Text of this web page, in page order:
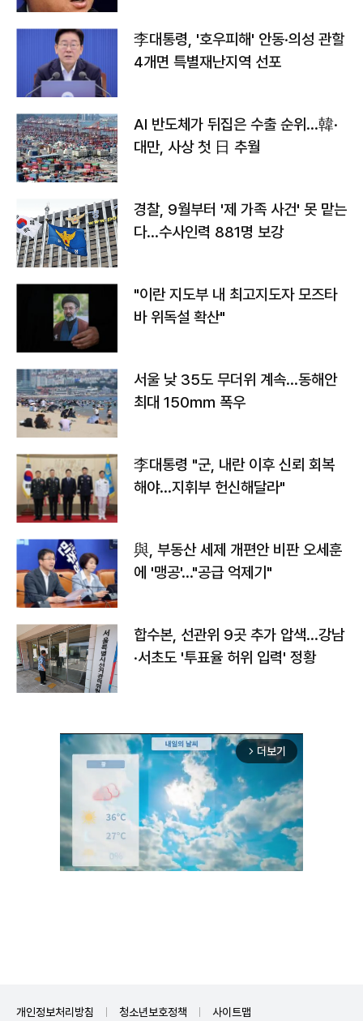
李대통령, '호우피해' 안동·의성 관할
4개면 특별재난지역 선포
AI 반도체가 뒤집은 수출 순위…韓·
대만, 사상 첫 日 추월
경찰, 9월부터 '제 가족 사건' 못 맡는
다…수사인력 881명 보강
"이란 지도부 내 최고지도자 모즈타
바 위독설 확산"
서울 낮 35도 무더위 계속…동해안
최대 150㎜ 폭우
李대통령 "군, 내란 이후 신뢰 회복
해야…지휘부 헌신해달라"
與, 부동산 세제 개편안 비판 오세훈
에 '맹공'…"공급 억제기"
합수본, 선관위 9곳 추가 압색…강남
·서초도 '투표율 허위 입력' 정황
arrow_forward_ios 더보기
개인정보처리방침 청소년보호정책 사이트맵